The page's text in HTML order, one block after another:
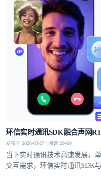
环信实时通讯SDK融合声网
发布于 2026-03-27 | 阅读 20460
当下实时通讯技术高速发展，
交互需求，环信实时通讯SDK